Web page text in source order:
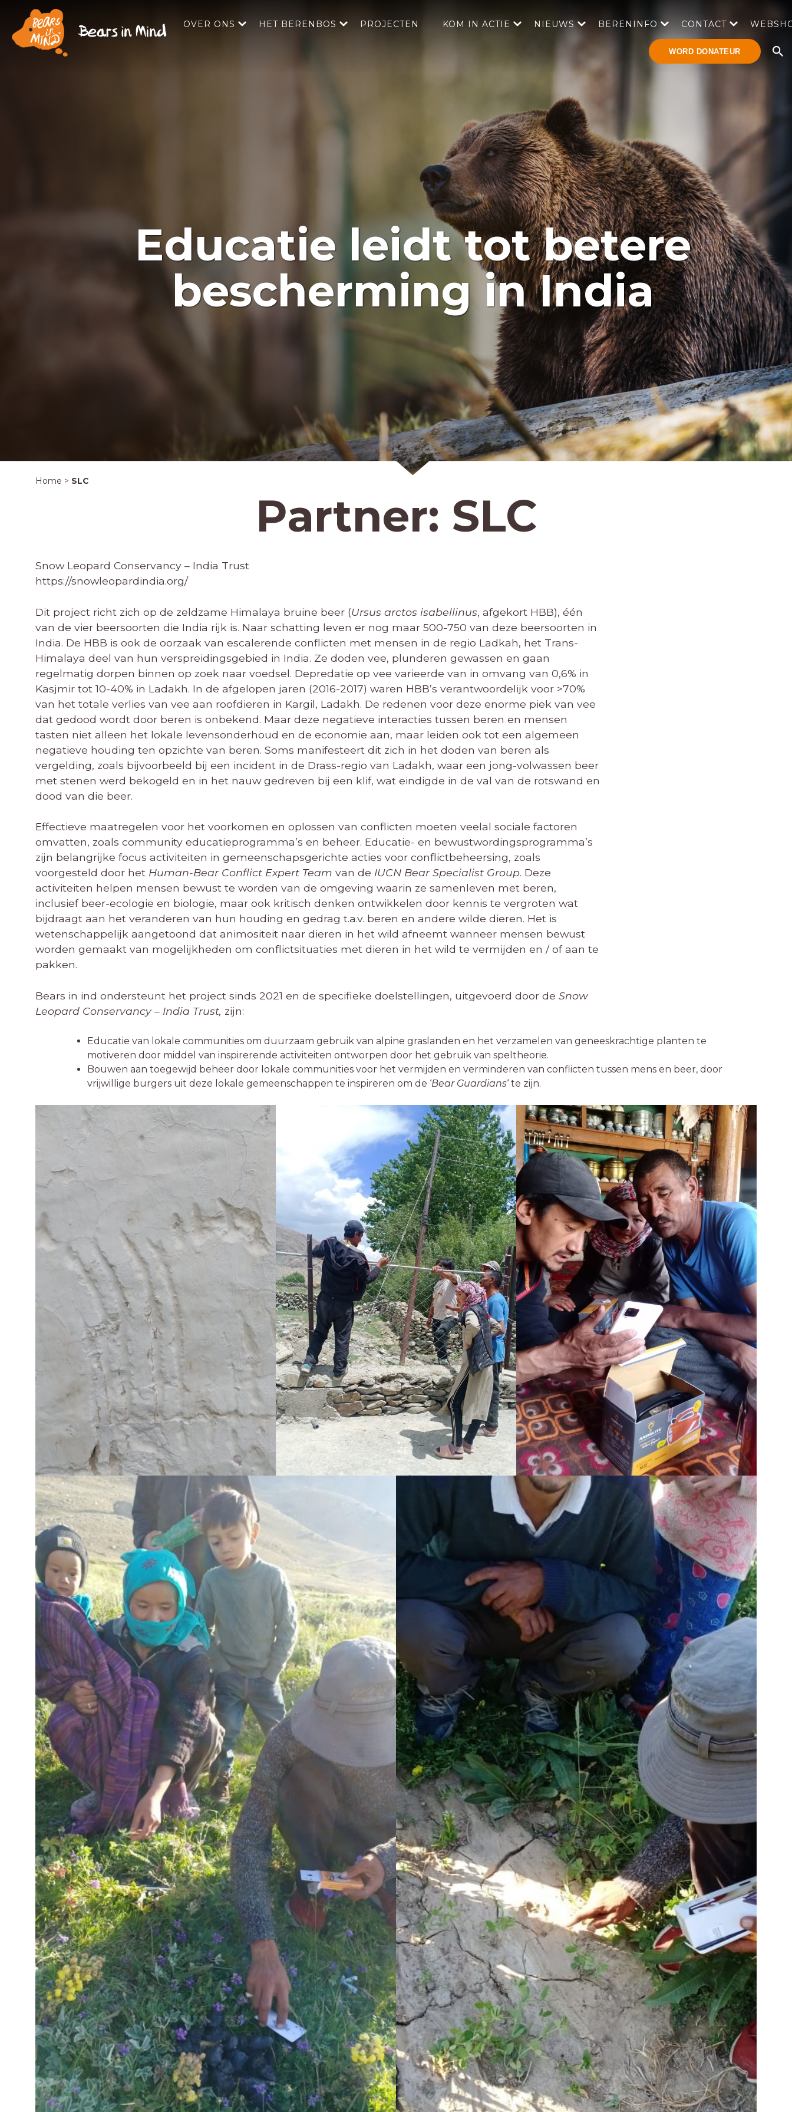
OVER ONS HET BERENBOS PROJECTEN KOM IN ACTIE NIEUWS BERENINFO CONTACT
WORD DONATEUR
Educatie leidt tot betere
bescherming in India
Home > SLC
Partner: SLC
Snow Leopard Conservancy – India Trust
https://snowleopardindia.org/
Dit project richt zich op de zeldzame Himalaya bruine beer (Ursus arctos isabellinus, afgekort HBB), één
van de vier beersoorten die India rijk is. Naar schatting leven er nog maar 500-750 van deze beersoorten in
India. De HBB is ook de oorzaak van escalerende conflicten met mensen in de regio Ladkah, het Trans-
Himalaya deel van hun verspreidingsgebied in India. Ze doden vee, plunderen gewassen en gaan
regelmatig dorpen binnen op zoek naar voedsel. Depredatie op vee varieerde van in omvang van 0,6% in
Kasjmir tot 10-40% in Ladakh. In de afgelopen jaren (2016-2017) waren HBB’s verantwoordelijk voor >70%
van het totale verlies van vee aan roofdieren in Kargil, Ladakh. De redenen voor deze enorme piek van vee
dat gedood wordt door beren is onbekend. Maar deze negatieve interacties tussen beren en mensen
tasten niet alleen het lokale levensonderhoud en de economie aan, maar leiden ook tot een algemeen
negatieve houding ten opzichte van beren. Soms manifesteert dit zich in het doden van beren als
vergelding, zoals bijvoorbeeld bij een incident in de Drass-regio van Ladakh, waar een jong-volwassen beer
met stenen werd bekogeld en in het nauw gedreven bij een klif, wat eindigde in de val van de rotswand en
dood van die beer.
Effectieve maatregelen voor het voorkomen en oplossen van conflicten moeten veelal sociale factoren
omvatten, zoals community educatieprogramma’s en beheer. Educatie- en bewustwordingsprogramma’s
zijn belangrijke focus activiteiten in gemeenschapsgerichte acties voor conflictbeheersing, zoals
voorgesteld door het Human-Bear Conflict Expert Team van de IUCN Bear Specialist Group. Deze
activiteiten helpen mensen bewust te worden van de omgeving waarin ze samenleven met beren,
inclusief beer-ecologie en biologie, maar ook kritisch denken ontwikkelen door kennis te vergroten wat
bijdraagt aan het veranderen van hun houding en gedrag t.a.v. beren en andere wilde dieren. Het is
wetenschappelijk aangetoond dat animositeit naar dieren in het wild afneemt wanneer mensen bewust
worden gemaakt van mogelijkheden om conflictsituaties met dieren in het wild te vermijden en / of aan te
pakken.
Bears in ind ondersteunt het project sinds 2021 en de specifieke doelstellingen, uitgevoerd door de Snow
Leopard Conservancy – India Trust, zijn:
Educatie van lokale communities om duurzaam gebruik van alpine graslanden en het verzamelen van geneeskrachtige planten te
motiveren door middel van inspirerende activiteiten ontworpen door het gebruik van speltheorie.
Bouwen aan toegewijd beheer door lokale communities voor het vermijden en verminderen van conflicten tussen mens en beer, door
vrijwillige burgers uit deze lokale gemeenschappen te inspireren om de ‘Bear Guardians‘ te zijn.